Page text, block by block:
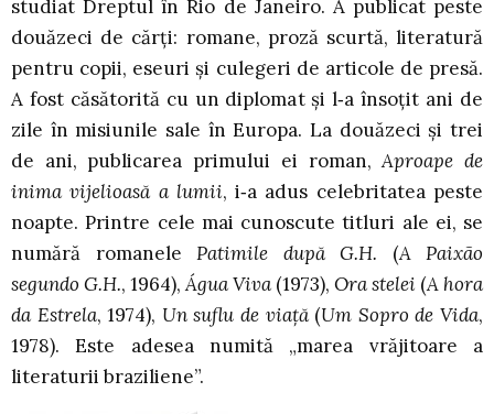
studiat Dreptul în Rio de Janeiro. A publicat peste
douăzeci de cărţi: romane, proză scurtă, literatură
pentru copii, eseuri şi culegeri de articole de presă.
A fost căsătorită cu un diplomat şi l‑a însoţit ani de
zile în misiunile sale în Europa. La douăzeci și trei
de ani, publicarea primului ei roman,Aproape de
inima vijelioasă a lumii, i‑a adus celebritatea peste
noapte. Printre cele mai cunoscute titluri ale ei, se
numără romanele Patimile după G.H. (A Paixão
segundo G.H., 1964),Água Viva (1973), Ora stelei (A hora
da Estrela, 1974), Un suflu de viaţă (Um Sopro de Vida,
1978). Este adesea numită „marea vrăjitoare a
literaturii braziliene”.